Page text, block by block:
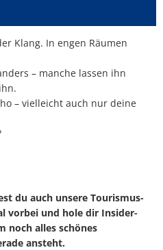
Klang. In engen Räumen
– manche lassen ihn
– vielleicht auch nur deine
du auch unsere Tourismus-
vorbei und hole dir Insider-
noch alles schönes
ansteht.